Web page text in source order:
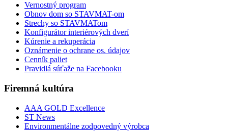
Vernostný program
Obnov dom so STAVMAT-om
Strechy so STAVMATom
Konfigurátor interiérových dverí
Kúrenie a rekuperácia
Oznámenie o ochrane os. údajov
Cenník paliet
Pravidlá súťaže na Facebooku
Firemná kultúra
AAA GOLD Excellence
ST News
Environmentálne zodpovedný výrobca